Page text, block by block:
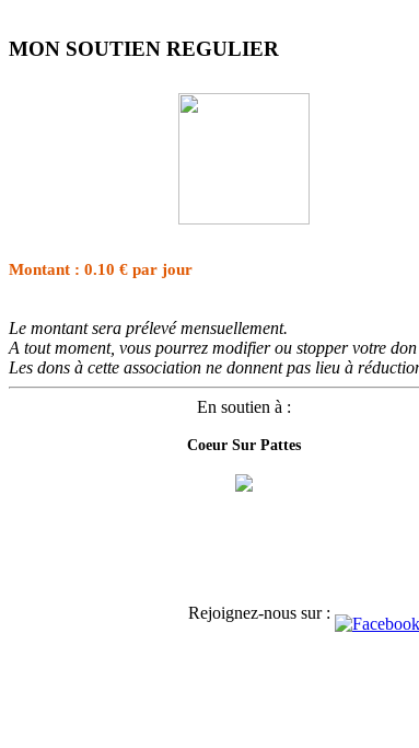
MON SOUTIEN REGULIER
Montant : 0.10 € par jour
Le montant sera prélevé mensuellement.
A tout moment, vous pourrez modifier ou stopper votre
Les dons à cette association ne donnent pas lieu à
En soutien à :
Coeur Sur Pattes
Rejoignez-nous sur :